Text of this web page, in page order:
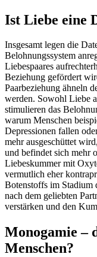
Ist Liebe eine
Insgesamt legen die
Belohnungssystem
Liebespaares
Beziehung gefördert
Paarbeziehung ähneln
werden. Sowohl Liebe
stimulieren das
warum Menschen
Depressionen fallen
mehr ausgeschüttet
und befindet sich mehr
Liebeskummer mit
vermutlich eher
Botenstoffs im Stadium
nach dem geliebten
verstärken und den
Monogamie –
Menschen?